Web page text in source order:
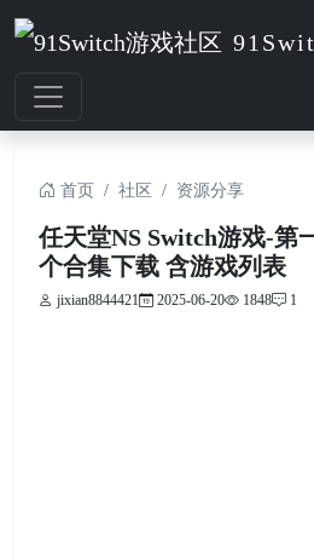
首页 社区 资源分享
任天堂NS Switch游戏-第
个合集下载 含游戏列表
jixian8844421 2025-06-20 1848 1